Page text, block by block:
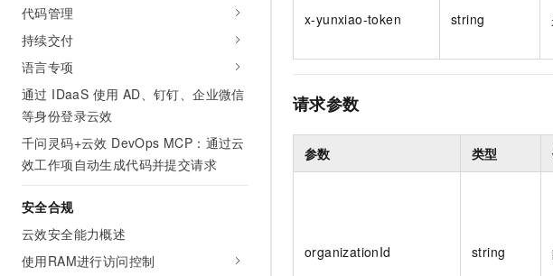
代码管理
持续交付
语言专项
通过 IDaaS 使用 AD、钉钉、企业微信
等身份登录云效
千问灵码+云效 DevOps MCP：通过云
效工作项自动生成代码并提交请求
安全合规
云效安全能力概述
使用RAM进行访问控制
x-yunxiao-token string
请求参数
参数 类型
organizationId string